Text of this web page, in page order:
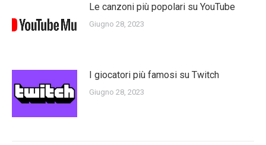
Le canzoni più popolari su YouTube
Giugno 28, 2023
I giocatori più famosi su Twitch
Giugno 28, 2023